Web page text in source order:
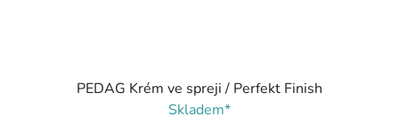
PEDAG Krém ve spreji / Perfekt Finish
Skladem*